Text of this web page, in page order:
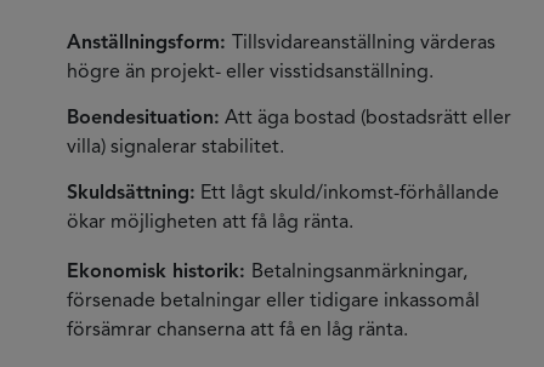
Anställningsform:
Tillsvidareanställning värderas
högre än projekt- eller visstidsanställning.
Boendesituation: Att äga bostad (bostadsrätt eller
villa) signalerar stabilitet.
Skuldsättning: Ett lågt skuld/inkomst-förhållande
ökar möjligheten att få låg ränta.
Ekonomisk historik: Betalningsanmärkningar,
försenade betalningar eller tidigare inkassomål
försämrar chanserna att få en låg ränta.